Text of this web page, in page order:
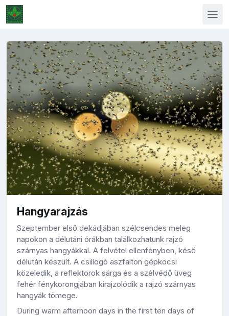
Hangyarajzás
Szeptember első dekádjában szélcsendes meleg
napokon a délutáni órákban találkozhatunk rajzó
szárnyas hangyákkal. A felvétel ellenfényben, késő
délután készült. A csillogó aszfalton gépkocsi
közeledik, a reflektorok sárga és a szélvédő üveg
fehér fénykorongjában kirajzolódik a rajzó szárnyas
hangyák tömege.
During warm afternoon days in the first ten days of